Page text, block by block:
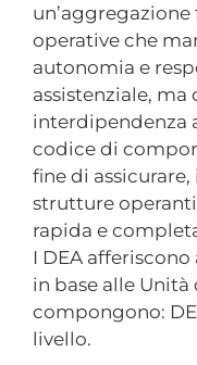
operative che
autonomia e
assistenziale, ma
interdipendenza
codice di
fine di
strutture
rapida e
I DEA
in base alle Unità
compongono:
livello.